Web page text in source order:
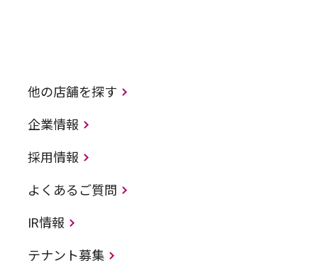
他の店舗を探す
企業情報
採用情報
よくあるご質問
IR情報
テナント募集